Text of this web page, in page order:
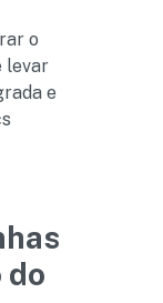
o
levar
e
do